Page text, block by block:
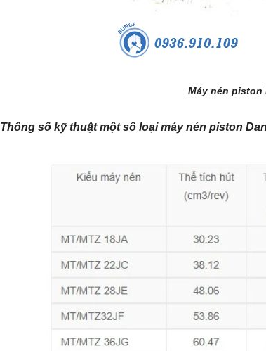
Máy nén piston
Thông số kỹ thuật một số loại máy nén piston